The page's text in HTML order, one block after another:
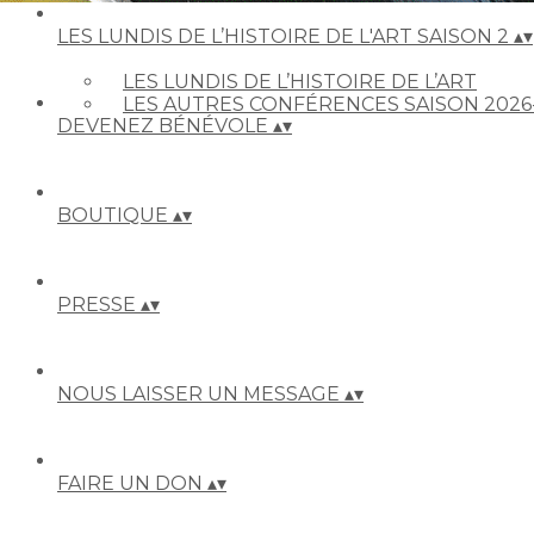
LES LUNDIS DE L’HISTOIRE DE L'ART SAISON 2 ▴▾
LES LUNDIS DE L’HISTOIRE DE L’ART
LES AUTRES CONFÉRENCES SAISON
DEVENEZ BÉNÉVOLE ▴▾
BOUTIQUE ▴▾
PRESSE ▴▾
NOUS LAISSER UN MESSAGE ▴▾
FAIRE UN DON ▴▾